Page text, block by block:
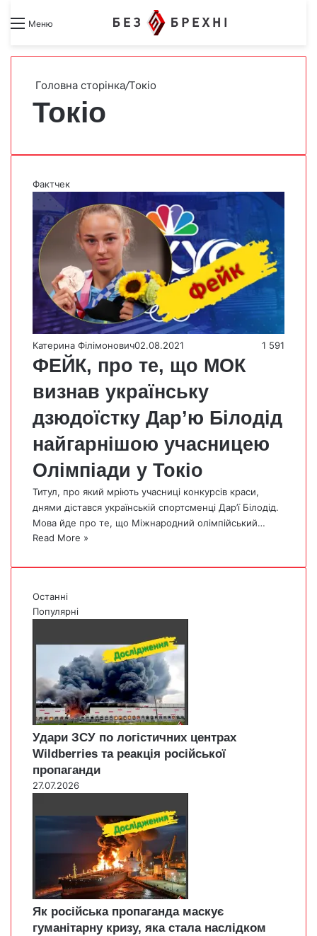
Меню Search forSwitch skin
Головна сторінка/Токіо
Токіо
Фактчек
Катерина Філімонович02.08.2021 1 591
ФЕЙК, про те, що МОК
визнав українську
дзюдоїстку Дар’ю Білодід
найгарнішою учасницею
Олімпіади у Токіо
Титул, про який мріють учасниці конкурсів краси,
днями дістався українській спортсменці Дар’ї Білодід.
Мова йде про те, що Міжнародний олімпійський…
Read More »
Останні
Популярні
Удари ЗСУ по логістичних центрах
Wildberries та реакція російської
пропаганди
27.07.2026
Як російська пропаганда маскує
гуманітарну кризу, яка стала наслідком